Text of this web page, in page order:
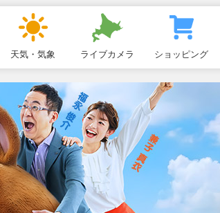
天気・気象 ライブカメラ ショッピング